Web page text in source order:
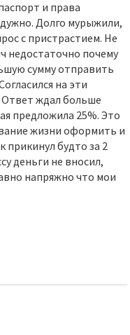
и права
Долго мурыжили,
с пристрастием. Не
недостаточно почему
сумму отправить
на эти
Ответ ждал больше
предложила 25%. Это
жизни оформить и
прикинул будто за 2
деньги не вносил,
напряжно что мои